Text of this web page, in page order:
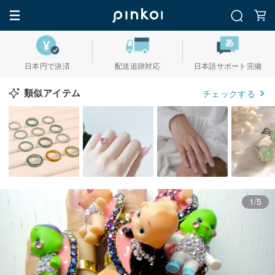
日本円で決済 配送追跡対応 日本語サポート完備
類似アイテム チェックする
1/5